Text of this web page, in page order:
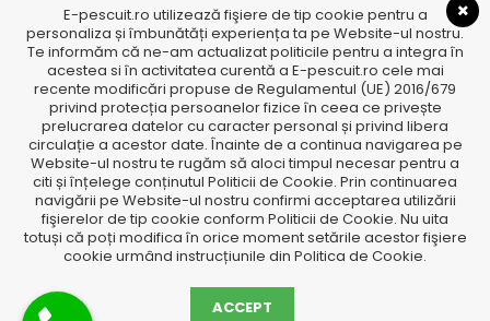
SANDWICH PORUMB
TTX
TTX Feromoni
E-pescuit.ro utilizează fişiere de tip cookie pentru a
personaliza și îmbunătăți experiența ta pe Website-ul nostru.
Te informăm că ne-am actualizat politicile pentru a integra în
acestea si în activitatea curentă a E-pescuit.ro cele mai
recente modificări propuse de Regulamentul (UE) 2016/679
privind protecția persoanelor fizice în ceea ce privește
prelucrarea datelor cu caracter personal și privind libera
circulație a acestor date. Înainte de a continua navigarea pe
Website-ul nostru te rugăm să aloci timpul necesar pentru a
citi și înțelege conținutul Politicii de Cookie. Prin continuarea
navigării pe Website-ul nostru confirmi acceptarea utilizării
fişierelor de tip cookie conform Politicii de Cookie. Nu uita
totuși că poți modifica în orice moment setările acestor fişiere
cookie urmând instrucțiunile din Politica de Cookie.
ACCEPT